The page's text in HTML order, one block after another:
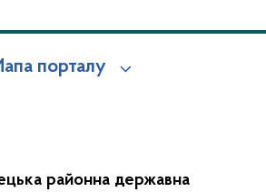
порталу
районна державна